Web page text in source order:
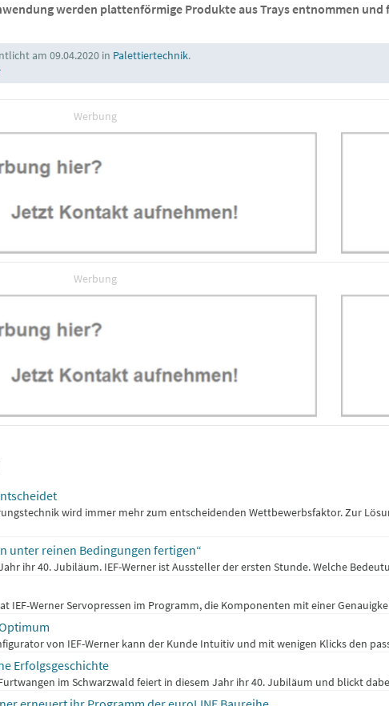
werden plattenförmige Produkte aus Trays entnommen
am 09.04.2020 in Palettiertechnik.
Werbung
Werbung
wird immer mehr zum entscheidenden Wettbewerbsfaktor. Zur
unter reinen Bedingungen fertigen“
ihr 40. Jubiläum. IEF-Werner ist Aussteller der ersten Stunde. Welche
IEF-Werner Servopressen im Programm, die Komponenten mit einer
von IEF-Werner kann der Kunde Intuitiv und mit wenigen Klicks den
Erfolgsgeschichte
im Schwarzwald feiert in diesem Jahr ihr 40. Jubiläum und blickt